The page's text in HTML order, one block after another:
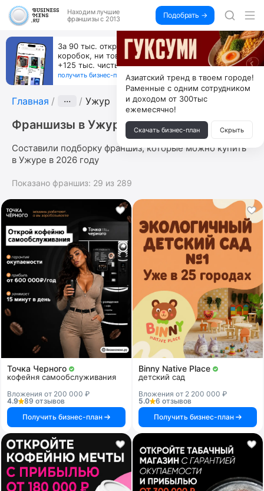
Находим лучшие
франшизы с 2013
Подобрать →
За 90 тыс. открой магазин на Авито, дома ни
коробок, ни товара, ни склада, зато каждый месяц
+125 тыс. чистыми
получить бизнес-план ↓
Главная ··· Ужур
Франшизы в Ужуре
Составили подборку франшиз, которые можно купить
в Ужуре в 2026 году
Показано франшиз: 29 из 289
Точка Черного
кофейня самообслуживания
Вложения от 200 000 ₽
4.9
89 отзывов
Получить бизнес-план
Binny Native Place
детский сад
Вложения от 2 200 000 ₽
5.0
6 отзывов
Получить бизнес-план
Азиатский тренд в твоем городе!
Раменные с одним сотрудником
и доходом от 300тыс
ежемесячно!
Скачать бизнес-план Скрыть